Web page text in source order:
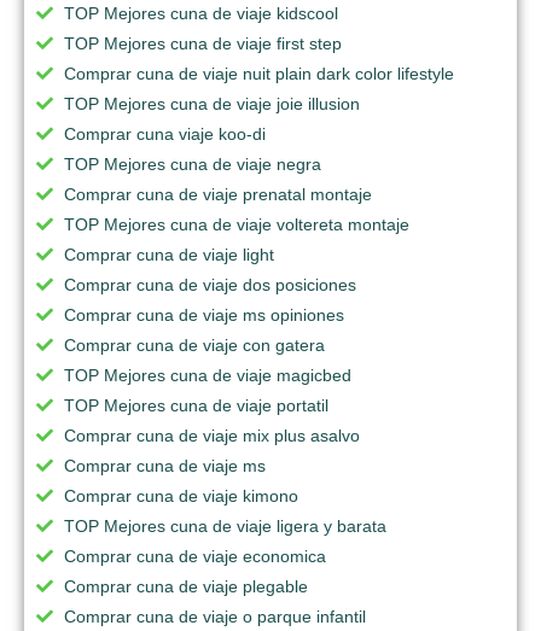
TOP Mejores cuna de viaje kidscool
TOP Mejores cuna de viaje first step
Comprar cuna de viaje nuit plain dark color lifestyle
TOP Mejores cuna de viaje joie illusion
Comprar cuna viaje koo-di
TOP Mejores cuna de viaje negra
Comprar cuna de viaje prenatal montaje
TOP Mejores cuna de viaje voltereta montaje
Comprar cuna de viaje light
Comprar cuna de viaje dos posiciones
Comprar cuna de viaje ms opiniones
Comprar cuna de viaje con gatera
TOP Mejores cuna de viaje magicbed
TOP Mejores cuna de viaje portatil
Comprar cuna de viaje mix plus asalvo
Comprar cuna de viaje ms
Comprar cuna de viaje kimono
TOP Mejores cuna de viaje ligera y barata
Comprar cuna de viaje economica
Comprar cuna de viaje plegable
Comprar cuna de viaje o parque infantil